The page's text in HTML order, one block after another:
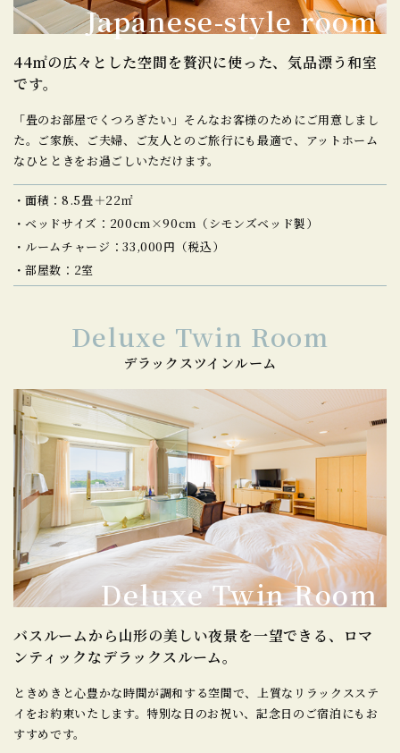
Japanese-style room
44㎡の広々とした空間を贅沢に使った、 気品漂う和室
です。
「畳のお部屋でくつろぎたい」そんなお客様のためにご用意しまし
た。 ご家族、ご夫婦、ご友人とのご旅行にも最適で、アットホーム
なひとときをお過ごしいただけます。
面積：8.5畳＋22㎡
ベッドサイズ：200cm×90cm（シモンズベッド製）
ルームチャージ：33,000円（税込）
部屋数：2室
Deluxe Twin Room
デラックスツインルーム
Deluxe Twin Room
バスルームから山形の美しい夜景を一望できる、
ロマ
ンティックなデラックスルーム。
ときめきと心豊かな時間が調和する空間で、上質なリラックスステ
イをお約束いたします。特別な日のお祝い、記念日のご宿泊にもお
すすめです。